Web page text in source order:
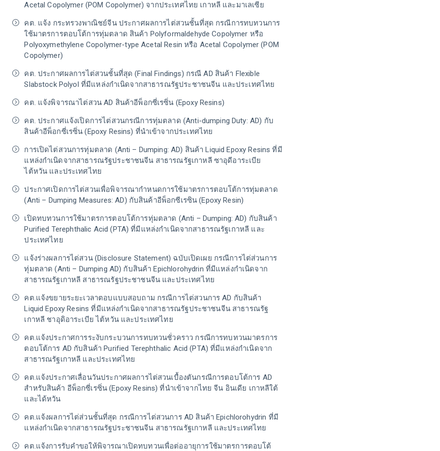
Acetal Copolymer (POM Copolymer) จากประเทศไทย เกาหลี และมาเลเซีย
คต. แจ้ง กระทรวงพาณิชย์จีน ประกาศผลการไต่สวนชั้นที่สุด กรณีการทบทวนการ
ใช้มาตรการตอบโต้การทุ่มตลาด สินค้า Polyformaldehyde Copolymer หรือ
Polyoxymethylene Copolymer-type Acetal Resin หรือ Acetal Copolymer (POM
Copolymer)
คต. ประกาศผลการไต่สวนชั้นที่สุด (Final Findings) กรณี AD สินค้า Flexible
Slabstock Polyol ที่มีแหล่งกำเนิดจากสาธารณรัฐประชาชนจีน และประเทศไทย
คต. แจ้งพิจารณาไต่สวน AD สินค้าอีพ็อกซี่เรซิ่น (Epoxy Resins)
คต. ประกาศแจ้งเปิดการไต่สวนกรณีการทุ่มตลาด (Anti-dumping Duty: AD) กับ
สินค้าอีพ็อกซี่เรซิ่น (Epoxy Resins) ที่นำเข้าจากประเทศไทย
การเปิดไต่สวนการทุ่มตลาด (Anti – Dumping: AD) สินค้า Liquid Epoxy Resins ที่มี
แหล่งกำเนิดจากสาธารณรัฐประชาชนจีน สาธารณรัฐเกาหลี ซาอุดีอาระเบีย
ไต้หวัน และประเทศไทย
ประกาศเปิดการไต่สวนเพื่อพิจารณากำหนดการใช้มาตรการตอบโต้การทุ่มตลาด
(Anti – Dumping Measures: AD) กับสินค้าอีพ็อกซีเรซิน (Epoxy Resin)
เปิดทบทวนการใช้มาตรการตอบโต้การทุ่มตลาด (Anti – Dumping: AD) กับสินค้า
Purified Terephthalic Acid (PTA) ที่มีแหล่งกำเนิดจากสาธารณรัฐเกาหลี และ
ประเทศไทย
แจ้งร่างผลการไต่สวน (Disclosure Statement) ฉบับเปิดเผย กรณีการไต่ส่วนการ
ทุ่มตลาด (Anti – Dumping AD) กับสินค้า Epichlorohydrin ที่มีแหล่งกำเนิดจาก
สาธารณรัฐเกาหลี สาธารณรัฐประชาชนจีน และประเทศไทย
คต.แจ้งขยายระยะเวลาตอบแบบสอบถาม กรณีการไต่สวนการ AD กับสินค้า
Liquid Epoxy Resins ที่มีแหล่งกำเนิดจากสาธารณรัฐประชาชนจีน สาธารณรัฐ
เกาหลี ชาอุดิอาระเบีย ไต้หวัน และประเทศไทย
คต.แจ้งประกาศการระงับกระบวนการทบทวนชั่วคราว กรณีการทบทวนมาตรการ
ตอบโต้การ AD กับสินค้า Purified Terephthalic Acid (PTA) ที่มีแหล่งกำเนิดจาก
สาธารณรัฐเกาหลี และประเทศไทย
คต.แจ้งประกาศเลื่อนวันประกาศผลการไต่สวนเบื้องตันกรณีการตอบโต้การ AD
สำหรับสินค้า อีพ็อกซี่เรซิ่น (Epoxy Resins) ที่นำเข้าจากไทย จีน อินเดีย เกาหลีใต้
และได้หวัน
คต.แจ้งผลการไต่ส่วนชั้นที่สุด กรณีการไต่สวนการ AD สินค้า Epichlorohydrin ที่มี
แหล่งกำเนิดจากสาธารณรัฐประชาชนจีน สาธารณรัฐเกาหลี และประเทศไทย
คต.แจ้งการรับคำขอให้พิจารณาเปิดทบทวนเพื่อต่ออายุการใช้มาตรการตอบโต้